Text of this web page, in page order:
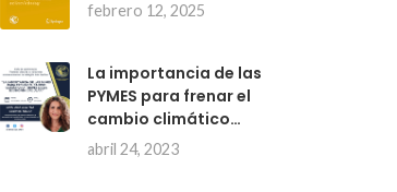
febrero 12, 2025
La importancia de las
PYMES para frenar el
cambio climático…
abril 24, 2023